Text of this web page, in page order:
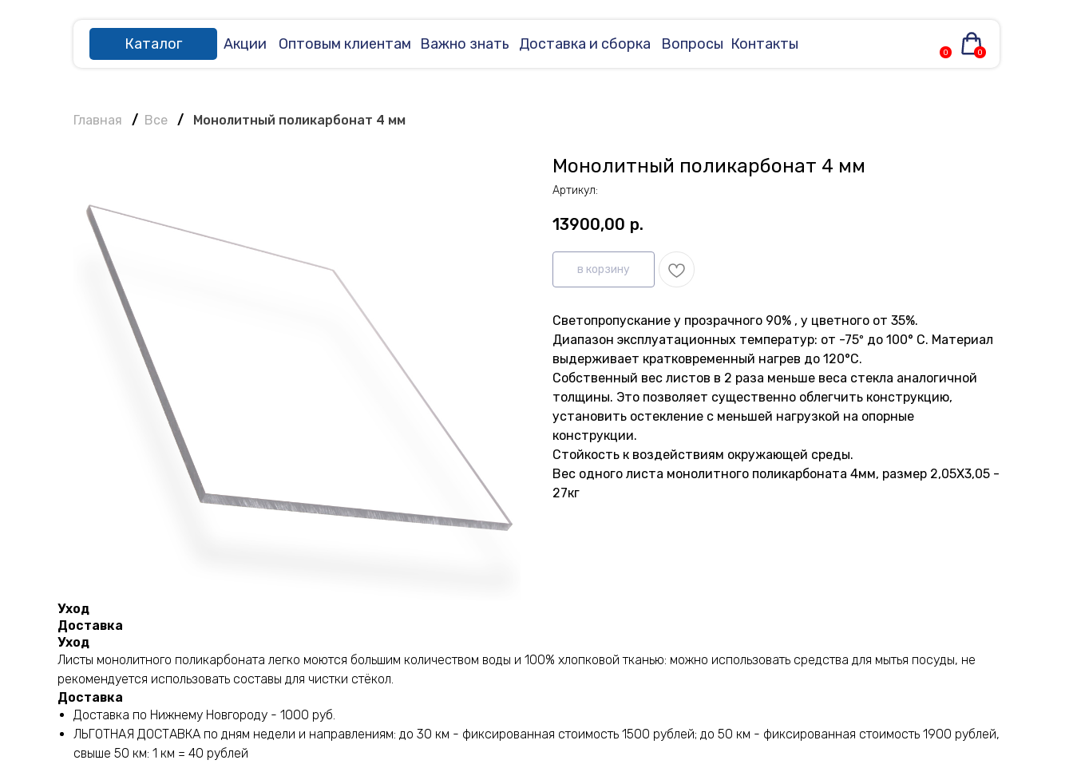
0
0
Каталог Акции Оптовым клиентам Важно знать Доставка и сборка Вопросы Контакты
Главная / Все / Монолитный поликарбонат 4 мм
Монолитный поликарбонат 4 мм
Артикул:
13900,00 р.
в корзину
Cветопропускание у прозрачного 90% , у цветного от 35%.
Диапазон эксплуатационных температур: от -75º до 100° С. Материал
выдерживает кратковременный нагрев до 120°С.
Собственный вес листов в 2 раза меньше веса стекла аналогичной
толщины. Это позволяет существенно облегчить конструкцию,
установить остекление с меньшей нагрузкой на опорные
конструкции.
Стойкость к воздействиям окружающей среды.
Вес одного листа монолитного поликарбоната 4мм, размер 2,05Х3,05 -
27кг
Уход
Доставка
Уход
Листы монолитного поликарбоната легко моются большим количеством воды и 100% хлопковой тканью: можно использовать средства для мытья посуды, не
рекомендуется использовать составы для чистки стёкол.
Доставка
Доставка по Нижнему Новгороду - 1000 руб.
ЛЬГОТНАЯ ДОСТАВКА по дням недели и направлениям: до 30 км - фиксированная стоимость 1500 рублей; до 50 км - фиксированная стоимость 1900 рублей,
свыше 50 км: 1 км = 40 рублей